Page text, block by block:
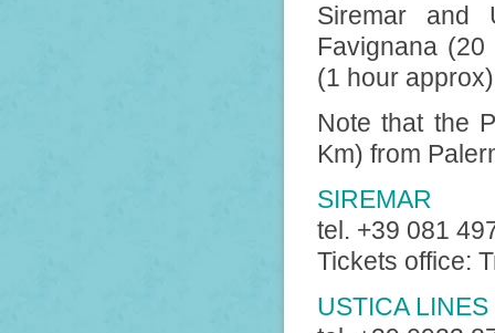
Siremar and
Favignana
(1 hour
Note that the
Km) from
SIREMAR
tel. +39 081
Tickets office:
USTICA LINES